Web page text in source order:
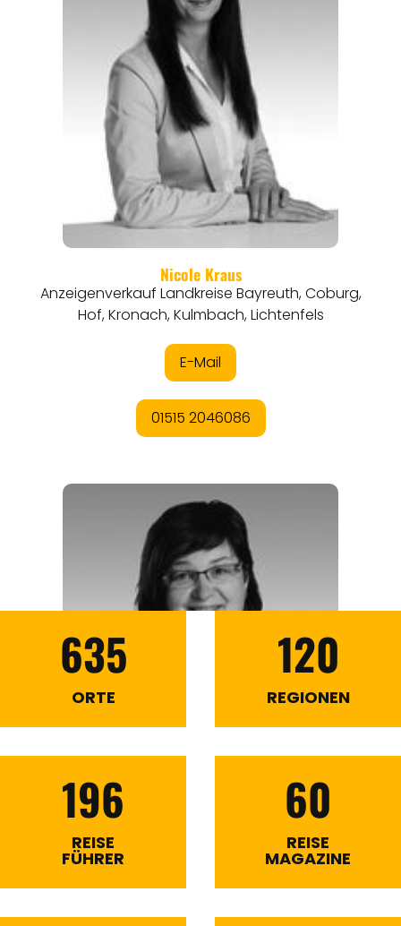
635
ORTE
120
REGIONEN
196
REISE
FÜHRER
60
REISE
MAGAZINE